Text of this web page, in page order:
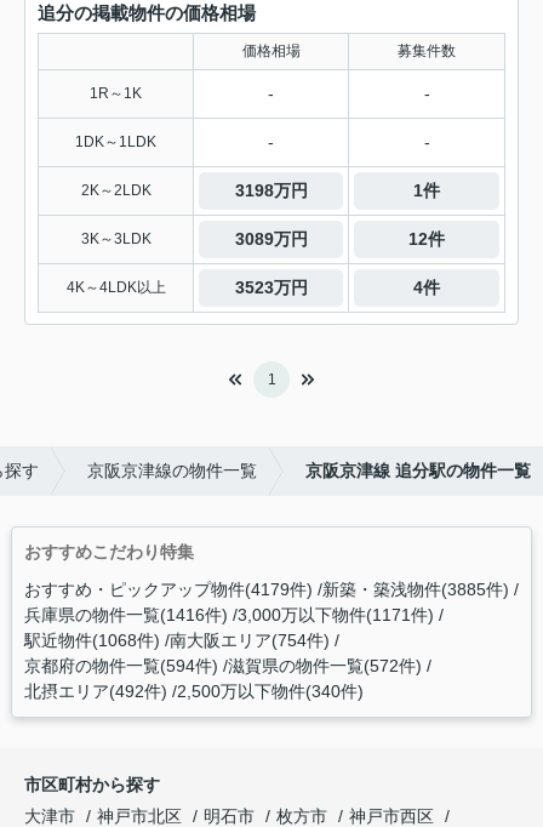
追分の掲載物件の価格相場
価格相場 募集件数
1R～1K - -
1DK～1LDK - -
2K～2LDK 3198万円 1件
3K～3LDK 3089万円 12件
4K～4LDK以上 3523万円 4件
1
探す 京阪京津線の物件一覧 京阪京津線 追分駅の物件一覧
おすすめこだわり特集
おすすめ・ピックアップ物件(4179件) 新築・築浅物件(3885件)
兵庫県の物件一覧(1416件) 3,000万以下物件(1171件)
駅近物件(1068件) 南大阪エリア(754件)
京都府の物件一覧(594件) 滋賀県の物件一覧(572件)
北摂エリア(492件) 2,500万以下物件(340件)
市区町村から探す
大津市
神戸市北区 明石市 枚方市
神戸市西区